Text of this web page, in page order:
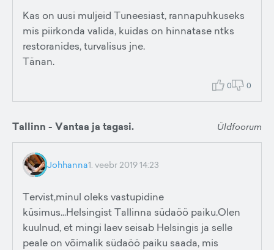
Kas on uusi muljeid Tuneesiast, rannapuhkuseks
mis piirkonda valida, kuidas on hinnatase ntks
restoranides, turvalisus jne.
Tänan.
0 0
Tallinn - Vantaa ja tagasi. Üldfoorum
Johhanna1. veebr 2019 14:23
Tervist,minul oleks vastupidine
küsimus...Helsingist Tallinna südaöö paiku.Olen
kuulnud, et mingi laev seisab Helsingis ja selle
peale on võimalik südaöö paiku saada, mis